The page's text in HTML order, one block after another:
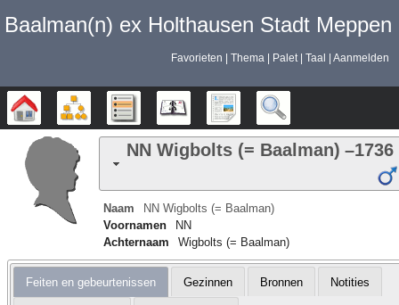
Baalman‎‎‎‎‎(n)‎‎‎‎‎ ex Holthausen Stadt Meppen
Favorieten Thema Palet Taal Aanmelden
Stamboom DiagrammenLijsten Kalender Rapporten
NN Wigbolts (= Baalman) –1736
Naam NN Wigbolts (= Baalman)
Voornamen
NN
Achternaam
Wigbolts (= Baalman)
Feiten en gebeurtenissen Gezinnen Bronnen Notities